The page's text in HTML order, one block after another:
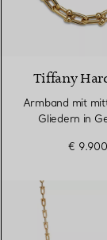
Tiffany
Armband mit
Gliedern in
€ 9.900